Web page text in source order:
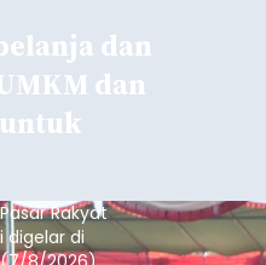
dan
dan
Rakyat
digelar di